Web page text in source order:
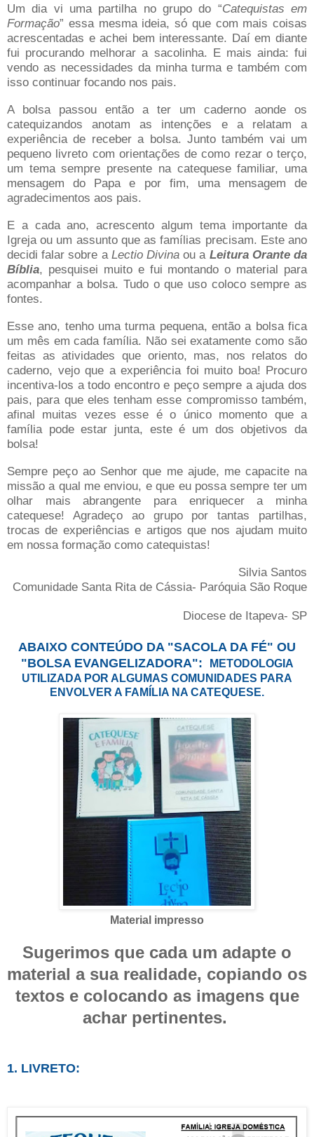
Um dia vi uma partilha no grupo do “Catequistas em
Formação” essa mesma ideia, só que com mais coisas
acrescentadas e achei bem interessante. Daí em diante
fui procurando melhorar a sacolinha. E mais ainda: fui
vendo as necessidades da minha turma e também com
isso continuar focando nos pais.
A bolsa passou então a ter um caderno aonde os
catequizandos anotam as intenções e a relatam a
experiência de receber a bolsa. Junto também vai um
pequeno livreto com orientações de como rezar o terço,
um tema sempre presente na catequese familiar, uma
mensagem do Papa e por fim, uma mensagem de
agradecimentos aos pais.
E a cada ano, acrescento algum tema importante da
Igreja ou um assunto que as famílias precisam. Este ano
decidi falar sobre a Lectio Divina ou a Leitura Orante da
Bíblia, pesquisei muito e fui montando o material para
acompanhar a bolsa. Tudo o que uso coloco sempre as
fontes.
Esse ano, tenho uma turma pequena, então a bolsa fica
um mês em cada família. Não sei exatamente como são
feitas as atividades que oriento, mas, nos relatos do
caderno, vejo que a experiência foi muito boa! Procuro
incentiva-los a todo encontro e peço sempre a ajuda dos
pais, para que eles tenham esse compromisso também,
afinal muitas vezes esse é o único momento que a
família pode estar junta, este é um dos objetivos da
bolsa!
Sempre peço ao Senhor que me ajude, me capacite na
missão a qual me enviou, e que eu possa sempre ter um
olhar mais abrangente para enriquecer a minha
catequese! Agradeço ao grupo por tantas partilhas,
trocas de experiências e artigos que nos ajudam muito
em nossa formação como catequistas!
Silvia Santos
Comunidade Santa Rita de Cássia- Paróquia São Roque
Diocese de Itapeva- SP
ABAIXO CONTEÚDO DA "SACOLA DA FÉ" OU
"BOLSA EVANGELIZADORA":
METODOLOGIA
UTILIZADA POR ALGUMAS COMUNIDADES PARA
ENVOLVER A FAMÍLIA NA CATEQUESE.
Material impresso
Sugerimos que cada um adapte o
material a sua realidade, copiando os
textos e colocando as imagens que
achar pertinentes.
1. LIVRETO: